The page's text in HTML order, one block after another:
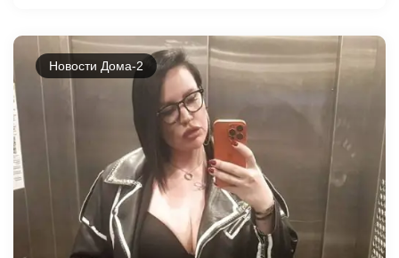
Новости Дома-2